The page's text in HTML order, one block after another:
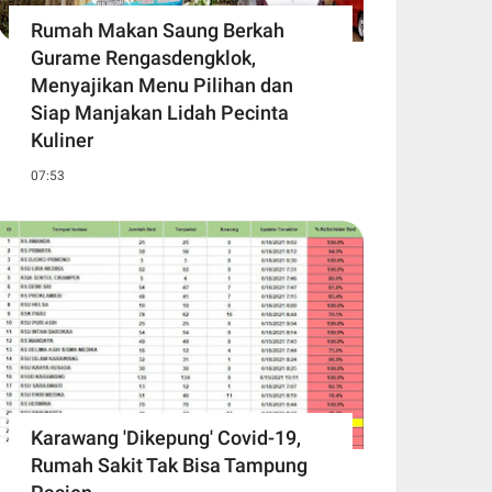
Rumah Makan Saung Berkah
Gurame Rengasdengklok,
Menyajikan Menu Pilihan dan
Siap Manjakan Lidah Pecinta
Kuliner
07:53
Karawang 'Dikepung' Covid-19,
Rumah Sakit Tak Bisa Tampung